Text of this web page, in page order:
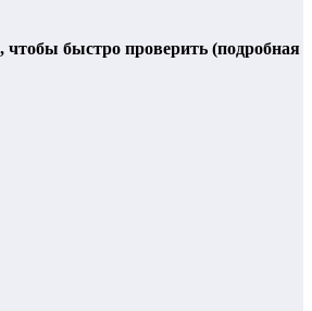
чтобы быстро проверить (подробная